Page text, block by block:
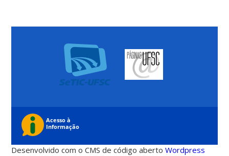
Desenvolvido com o CMS de código abertoWordpress